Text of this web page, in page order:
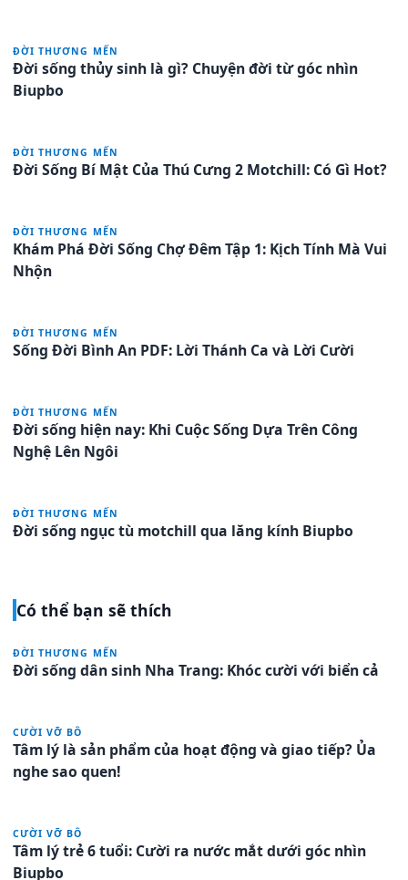
ĐỜI THƯƠNG MẾN
Đời sống thủy sinh là gì? Chuyện đời từ góc nhìn
Biupbo
ĐỜI THƯƠNG MẾN
Đời Sống Bí Mật Của Thú Cưng 2 Motchill: Có Gì Hot?
ĐỜI THƯƠNG MẾN
Khám Phá Đời Sống Chợ Đêm Tập 1: Kịch Tính Mà Vui
Nhộn
ĐỜI THƯƠNG MẾN
Sống Đời Bình An PDF: Lời Thánh Ca và Lời Cười
ĐỜI THƯƠNG MẾN
Đời sống hiện nay: Khi Cuộc Sống Dựa Trên Công
Nghệ Lên Ngôi
ĐỜI THƯƠNG MẾN
Đời sống ngục tù motchill qua lăng kính Biupbo
Có thể bạn sẽ thích
ĐỜI THƯƠNG MẾN
Đời sống dân sinh Nha Trang: Khóc cười với biển cả
CƯỜI VỠ BÔ
Tâm lý là sản phẩm của hoạt động và giao tiếp? Ủa
nghe sao quen!
CƯỜI VỠ BÔ
Tâm lý trẻ 6 tuổi: Cười ra nước mắt dưới góc nhìn
Biupbo